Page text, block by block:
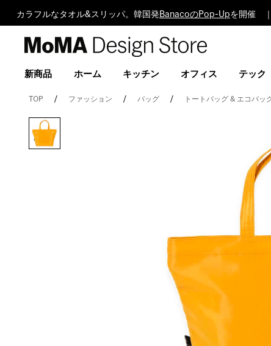
カラフルなタオル&スリッパ。韓国発 BanacoのPop-Upを開催
Design
新商品 ホーム キッチン オフィス テック
TOP ファッション バッグ トートバッグ & エコバッ